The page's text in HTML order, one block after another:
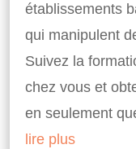
établissements
qui manipulent
Suivez la
chez vous et
en seulement
lire plus